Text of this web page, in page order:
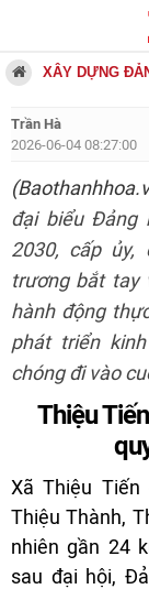
XÂY DỰNG
Trần Hà
2026-06-04 08:27:00
đại biểu Đảng
2030, cấp ủy,
trương bắt tay
hành động
phát triển
chóng đi vào
Thiệu
Xã Thiệu
Thiệu Thành,
nhiên gần 24
sau đại hội,